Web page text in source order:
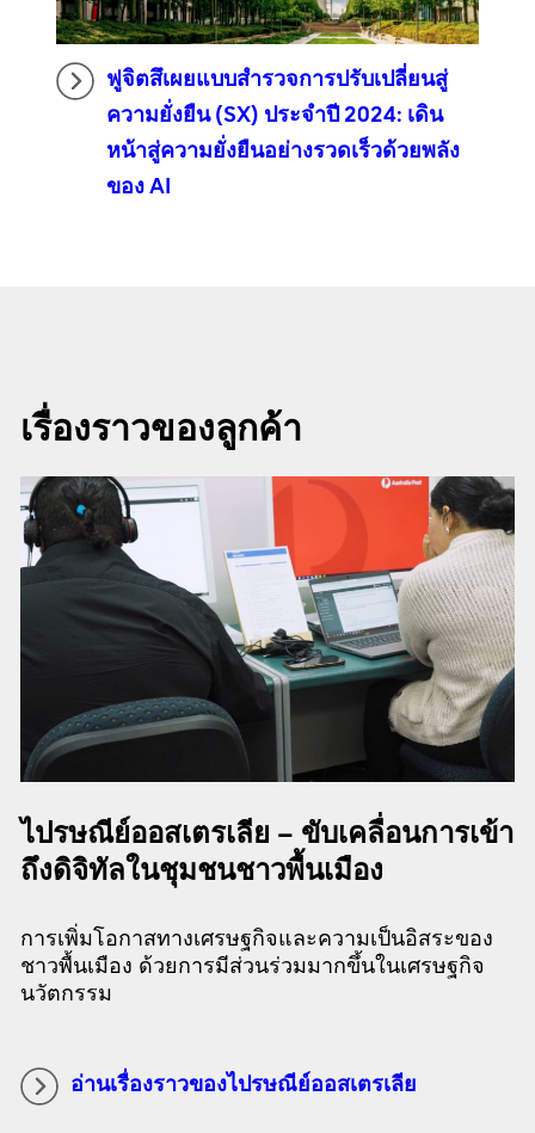
ฟูจิตสึเผยแบบสำรวจการปรับเปลี่ยนสู่
ความยั่งยืน (SX) ประจำปี 2024: เดิน
หน้าสู่ความยั่งยืนอย่างรวดเร็วด้วยพลัง
ของ AI
เรื่องราวของลูกค้า
ไปรษณีย์ออสเตรเลีย – ขับเคลื่อนการเข้า
ถึงดิจิทัลในชุมชนชาวพื้นเมือง
การเพิ่มโอกาสทางเศรษฐกิจและความเป็นอิสระของ
ชาวพื้นเมือง ด้วยการมีส่วนร่วมมากขึ้นในเศรษฐกิจ
นวัตกรรม
อ่านเรื่องราวของไปรษณีย์ออสเตรเลีย